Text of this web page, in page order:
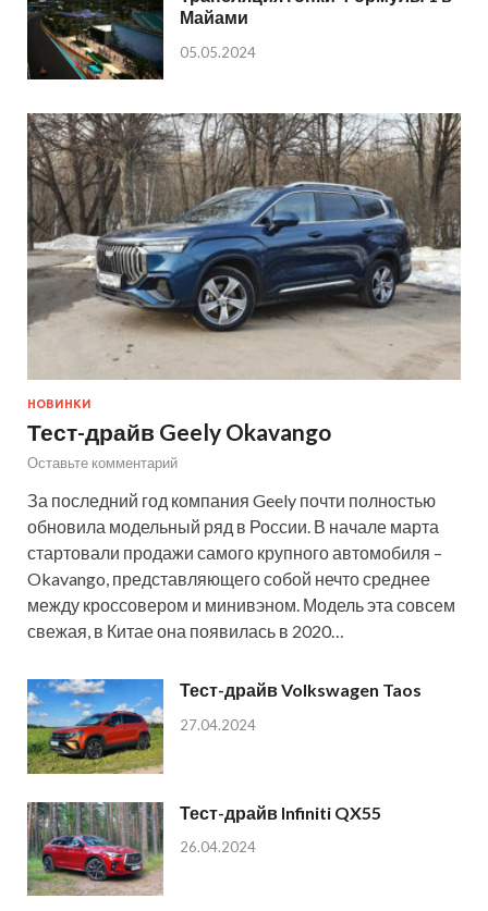
Майами
05.05.2024
НОВИНКИ
Тест-драйв Geely Okavango
Оставьте комментарий
За последний год компания Geely почти полностью
обновила модельный ряд в России. В начале марта
стартовали продажи самого крупного автомобиля –
Okavango, представляющего собой нечто среднее
между кроссовером и минивэном. Модель эта совсем
свежая, в Китае она появилась в 2020…
Тест-драйв Volkswagen Taos
27.04.2024
Тест-драйв Infiniti QX55
26.04.2024